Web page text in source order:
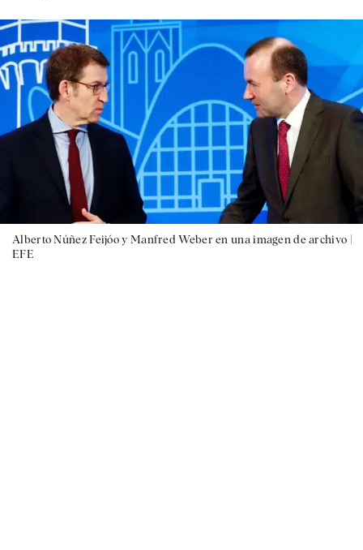
Alberto Núñez Feijóo y Manfred Weber en una imagen de archivo |
EFE